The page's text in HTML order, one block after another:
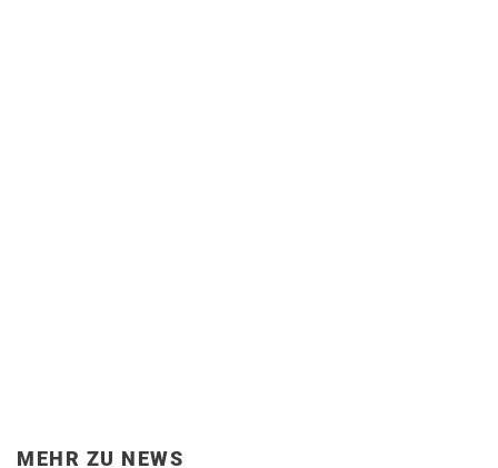
MEHR ZU NEWS